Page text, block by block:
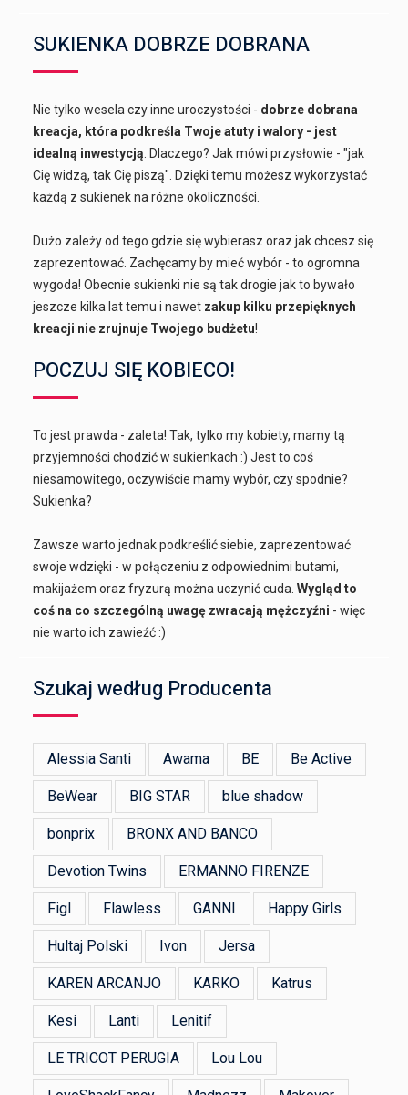
SUKIENKA DOBRZE DOBRANA
Nie tylko wesela czy inne uroczystości - dobrze dobrana
kreacja, która podkreśla Twoje atuty i walory - jest
idealną inwestycją. Dlaczego? Jak mówi przysłowie - "jak
Cię widzą, tak Cię piszą". Dzięki temu możesz wykorzystać
każdą z sukienek na różne okoliczności.
Dużo zależy od tego gdzie się wybierasz oraz jak chcesz się
zaprezentować. Zachęcamy by mieć wybór - to ogromna
wygoda! Obecnie sukienki nie są tak drogie jak to bywało
jeszcze kilka lat temu i nawet zakup kilku przepięknych
kreacji nie zrujnuje Twojego budżetu!
POCZUJ SIĘ KOBIECO!
To jest prawda - zaleta! Tak, tylko my kobiety, mamy tą
przyjemności chodzić w sukienkach :) Jest to coś
niesamowitego, oczywiście mamy wybór, czy spodnie?
Sukienka?
Zawsze warto jednak podkreślić siebie, zaprezentować
swoje wdzięki - w połączeniu z odpowiednimi butami,
makijażem oraz fryzurą można uczynić cuda.Wygląd to
coś na co szczególną uwagę zwracają mężczyźni - więc
nie warto ich zawieźć :)
Szukaj według Producenta
Alessia Santi Awama BE Be Active
BeWear BIG STAR blue shadow
bonprix BRONX AND BANCO
Devotion Twins ERMANNO FIRENZE
Figl Flawless GANNI Happy Girls
Hultaj Polski Ivon Jersa
KAREN ARCANJO KARKO Katrus
Kesi Lanti Lenitif
LE TRICOT PERUGIA Lou Lou